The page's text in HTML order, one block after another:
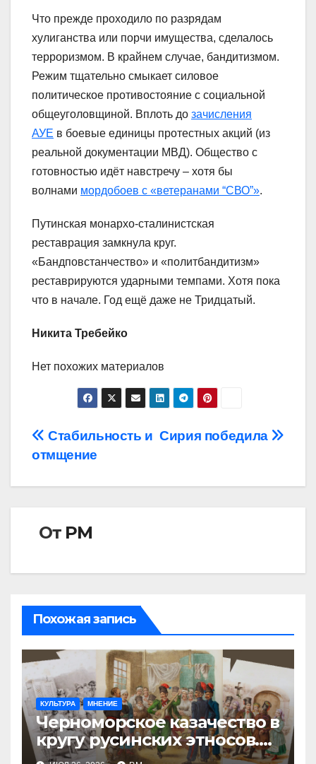
Что прежде проходило по разрядам
хулиганства или порчи имущества, сделалось
терроризмом. В крайнем случае, бандитизмом.
Режим тщательно смыкает силовое
политическое противостояние с социальной
общеуголовщиной. Вплоть до зачисления
АУЕ в боевые единицы протестных акций (из
реальной документации МВД). Общество с
готовностью идёт навстречу – хотя бы
волнами мордобоев с «ветеранами “СВО”».
Путинская монархо-сталинистская
реставрация замкнула круг.
«Бандповстанчество» и «политбандитизм»
реставрируются ударными темпами. Хотя пока
что в начале. Год ещё даже не Тридцатый.
Никита Требейко
Нет похожих материалов
Навигация Сирия победила
Стабильность и
отмщение
От РМ
Похожая запись
КУЛЬТУРА МНЕНИЕ
Черноморское казачество в
кругу русинских этносов.
Часть первая: А галичанин